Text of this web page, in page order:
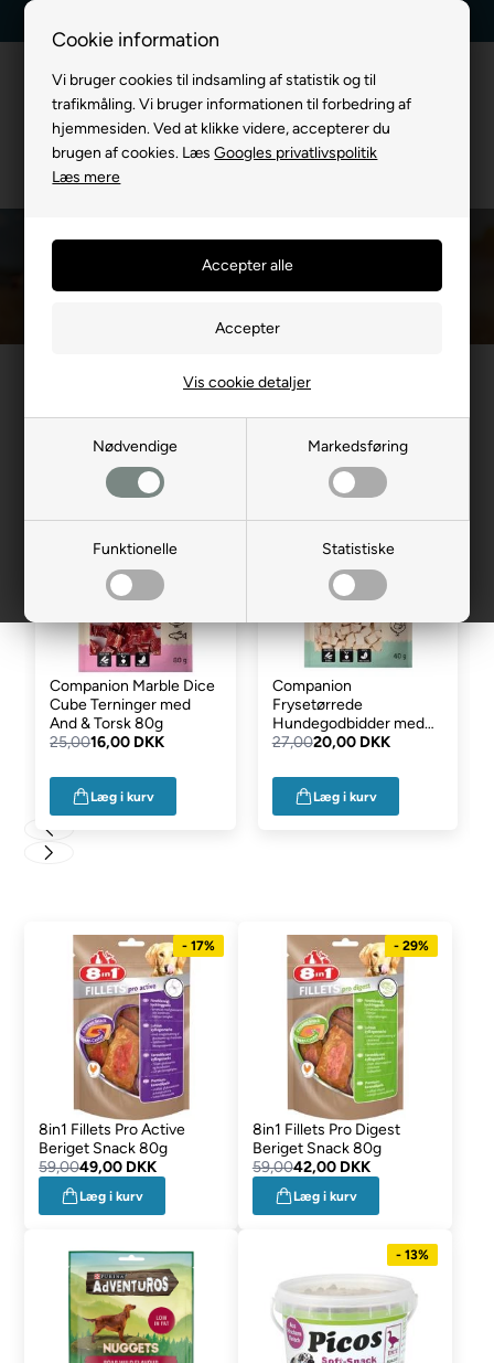
Cookie information
Vi bruger cookies til indsamling af statistik og til
trafikmåling. Vi bruger informationen til forbedring af
hjemmesiden. Ved at klikke videre, accepterer du
brugen af cookies. LæsGoogles privatlivspolitik
Læs mere
Nødvendige Markedsføring
Funktionelle Statistiske
Vis cookie detaljer
Fedtfattige Godbidder til Hund
Du er her:TIL HUND/Godbidder & Kødben/Fedtfattige Godbidder til
Mest populære i Fedtfattige
Godbidder til Hund
Companion Marble Dice
Cube Terninger med
And & Torsk 80g
25,0016,00 DKK
Læg i kurv
Companion
Frysetørrede
Hundegodbidder med
Kylling 40g
27,0020,00 DKK
Læg i kurv
- 17%
8in1 Fillets Pro Active
Beriget Snack 80g
59,0049,00 DKK
Læg i kurv
- 29%
8in1 Fillets Pro Digest
Beriget Snack 80g
59,0042,00 DKK
Læg i kurv
- 13%